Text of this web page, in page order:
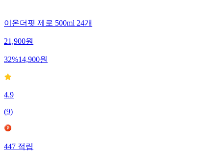
이온더핏 제로 500ml 24개
21,900원
32%14,900원
4.9
(9)
447적립